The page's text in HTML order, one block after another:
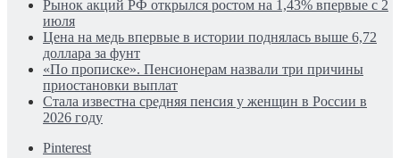
Рынок акций РФ открылся ростом на 1,43% впервые с 2
июля
Цена на медь впервые в истории поднялась выше 6,72
доллара за фунт
«По прописке». Пенсионерам назвали три причины
приостановки выплат
Стала известна средняя пенсия у женщин в России в
2026 году
Pinterest